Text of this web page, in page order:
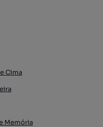
Cima
Memória